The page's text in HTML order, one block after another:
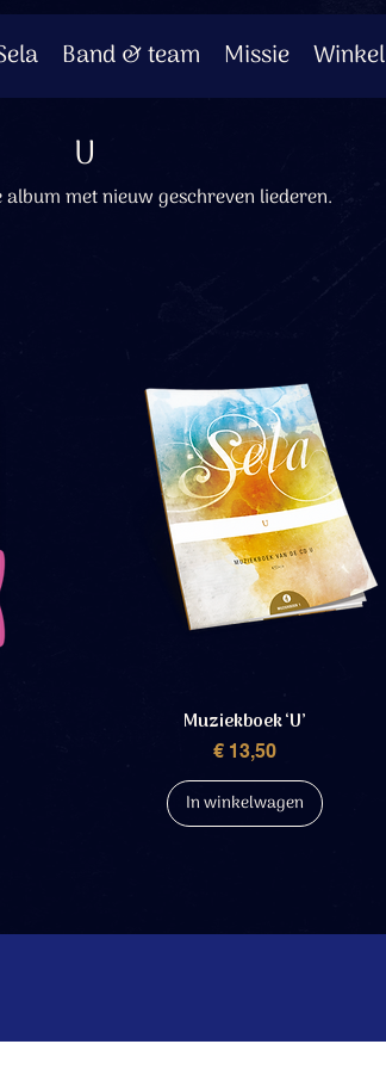
Band & team Missie Winkel
U
album met nieuw geschreven liederen.
Muziekboek ‘U’
Prijs
€ 13,50
In winkelwagen